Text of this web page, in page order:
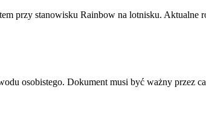
przy stanowisku Rainbow na lotnisku. Aktualne
osobistego. Dokument musi być ważny przez